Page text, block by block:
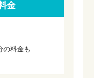
金
の料金も